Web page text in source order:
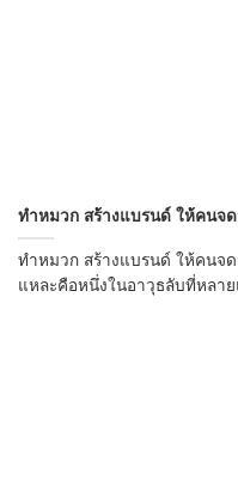
ทำหมวก สร้างแบรนด์ ให้คนจ
ทำหมวก สร้างแบรนด์ ให้คนจ
แหละคือหนึ่งในอาวุธลับที่หลา